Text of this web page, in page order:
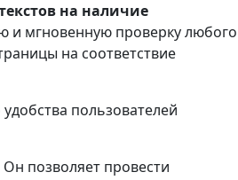
на наличие
и мгновенную проверку любого
на соответствие
пользователей
Он позволяет провести